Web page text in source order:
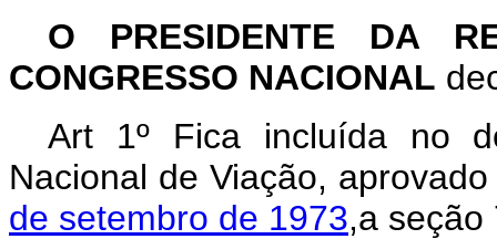
O PRESIDENTE DA
CONGRESSO NACIONAL
Art 1º Fica incluída no
Nacional de Viação,
de setembro de 1973,a seção